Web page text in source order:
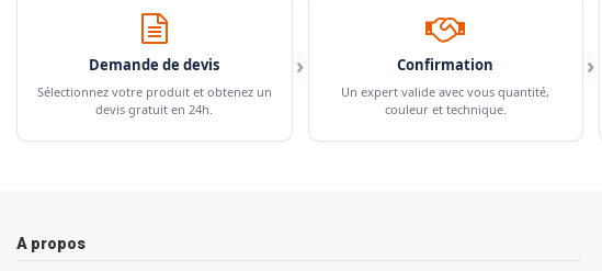
Demande de devis
Sélectionnez votre produit et obtenez un
devis gratuit en 24h.
› Confirmation
Un expert valide avec vous quantité,
couleur et technique.
›
A propos